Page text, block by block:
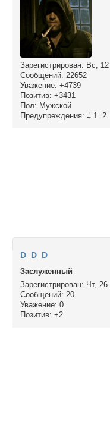
Зарегистрирован: Вс, 12
Сообщений: 22652
Уважение: +4739
Позитив: +3431
Пол: Мужской
Предупреждения: ‡ 1.
D_D_D
Заслуженный
Зарегистрирован: Чт, 26
Сообщений: 20
Уважение: 0
Позитив: +2